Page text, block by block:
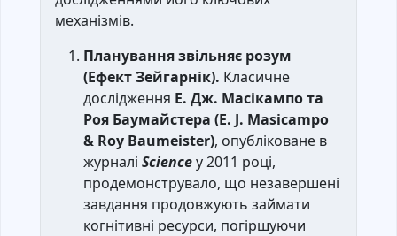
механізмів.
Планування звільняє розум
(Ефект Зейгарнік). Класичне
дослідження Е. Дж. Масікампо та
Роя Баумайстера (E. J. Masicampo
& Roy Baumeister), опубліковане в
журналі Scienceу 2011 році,
продемонструвало, що незавершені
завдання продовжують займати
когнітивні ресурси, погіршуючи